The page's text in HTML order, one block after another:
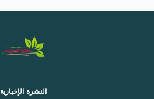
النشرة الإخبارية